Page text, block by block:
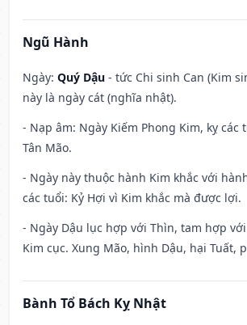
Ngũ Hành
Ngày: Quý Dậu - tức Chi sinh Can (Kim
này là ngày cát (nghĩa nhật).
- Nạp âm: Ngày Kiếm Phong Kim, kỵ các
Tân Mão.
- Ngày này thuộc hành Kim khắc với
các tuổi: Kỷ Hợi vì Kim khắc mà được lợi.
- Ngày Dậu lục hợp với Thìn, tam hợp
Kim cục. Xung Mão, hình Dậu, hại Tuất,
Bành Tổ Bách Kỵ Nhật